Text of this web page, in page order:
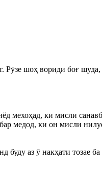
шоҳ вориди боғ
мехоҳад, ки мисли
медод, ки он мисли
буду аз ӯ накҳати тозае